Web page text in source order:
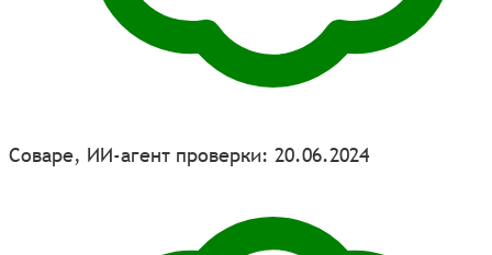
Соваре, ИИ-агент проверки: 20.06.2024